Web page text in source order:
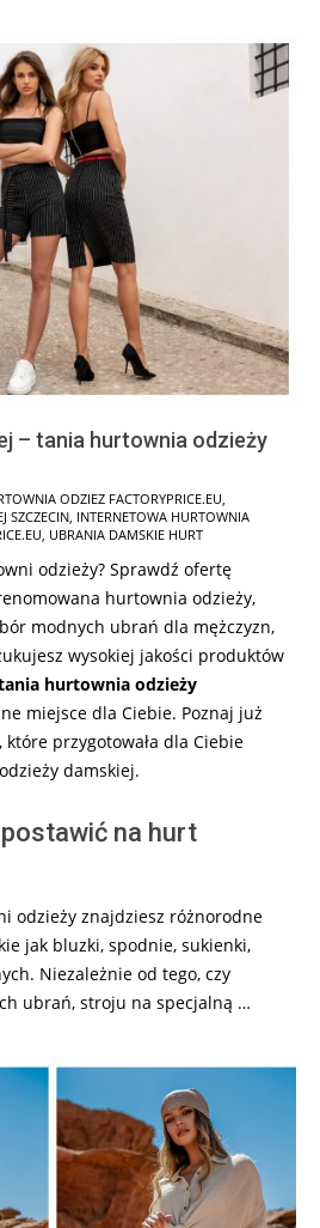
– tania hurtownia odzieży
ODZIEZ FACTORYPRICE.EU
SZCZECIN INTERNETOWA HURTOWNIA
UBRANIA DAMSKIE HURT
odzieży? Sprawdź ofertę
hurtownia odzieży,
modnych ubrań dla mężczyzn,
wysokiej jakości produktów
hurtownia odzieży
miejsce dla Ciebie. Poznaj już
przygotowała dla Ciebie
damskiej.
na hurt
odzieży znajdziesz różnorodne
jak bluzki, spodnie, sukienki,
Niezależnie od tego, czy
ubrań, stroju na specjalną …